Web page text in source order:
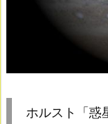
ホルスト「惑